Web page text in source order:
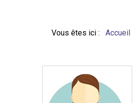
Vous êtes ici : Accueil